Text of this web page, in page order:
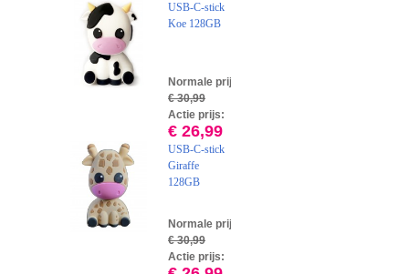
USB-C-stick
Koe 128GB
Normale prijs:
€ 30,99
Actie prijs:
€ 26,99
USB-C-stick
Giraffe
128GB
Normale prijs:
€ 30,99
Actie prijs: